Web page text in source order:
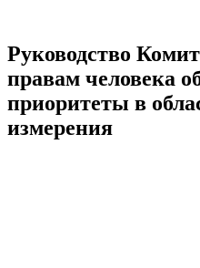
Руководство
правам человека
приоритеты в
измерения